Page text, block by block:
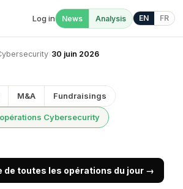
Log in News Analysis EN FR
› 30 juin 2026
M&A Fundraisings
Cybersecurity
de toutes les opérations du jour →